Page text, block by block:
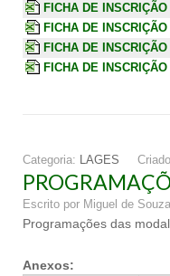
FICHA DE
FICHA DE
FICHA DE
FICHA DE
Categoria: LAGES
Escrito por Miguel de
Programações das
Anexos: